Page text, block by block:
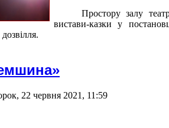
Простору залу
вистави-казки у
22 червня 2021, 11:59